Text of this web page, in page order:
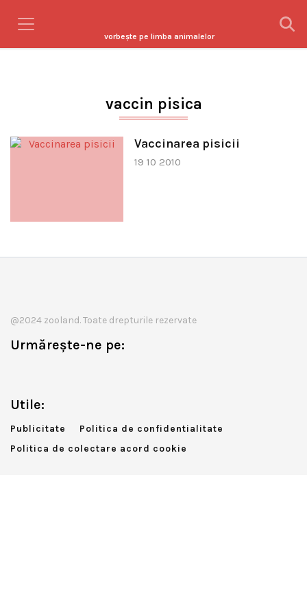
vorbeşte pe limba animalelor
vaccin pisica
Vaccinarea pisicii
19 10 2010
@2024 zooland. Toate drepturile rezervate
Urmărește-ne pe:
Utile:
Publicitate
Politica de confidentialitate
Politica de colectare acord cookie